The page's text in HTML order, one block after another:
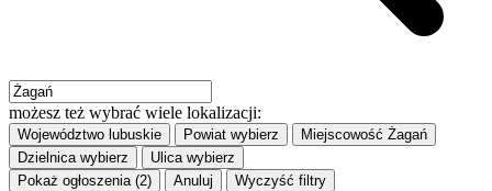
możesz też wybrać wiele lokalizacji:
Województwo lubuskie Powiat wybierz Miejscowość Żagań
Dzielnica wybierz Ulica wybierz
Pokaż ogłoszenia (2)
Anuluj Wyczyść filtry